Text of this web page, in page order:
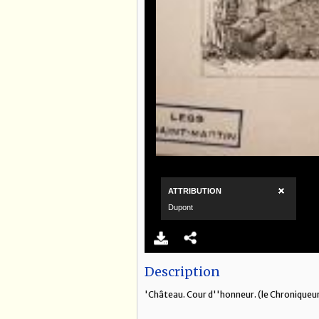
Description
'Château. Cour d''honneur. (le